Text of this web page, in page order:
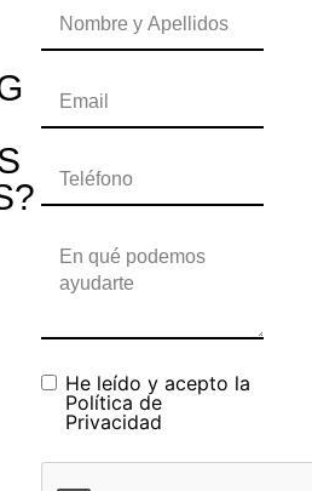
He leído y acepto la
Política de
Privacidad